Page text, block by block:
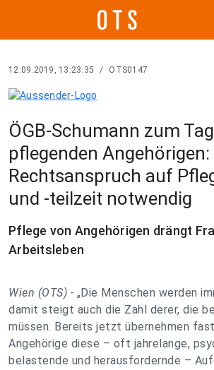
12.09.2019, 13:23:35 / OTS0147
ÖGB-Schumann zum
pflegenden Angehörigen:
Rechtsanspruch auf
und -teilzeit notwendig
Pflege von Angehörigen drängt
Arbeitsleben
Wien (OTS) - „Die Menschen werden
damit steigt auch die Zahl derer, die
müssen. Bereits jetzt übernehmen
Angehörige diese – oft jahrelange,
belastende und herausfordernde –